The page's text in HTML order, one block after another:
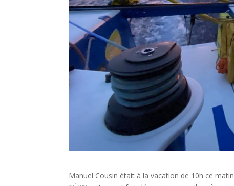
Manuel Cousin était à la vacation de 10h ce